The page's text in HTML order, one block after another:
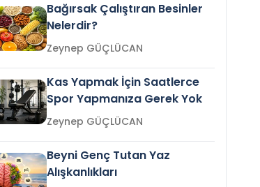
Bağırsak Çalıştıran Besinler
Nelerdir?
Zeynep GÜÇLÜCAN
Kas Yapmak İçin Saatlerce
Spor Yapmanıza Gerek Yok
Zeynep GÜÇLÜCAN
Beyni Genç Tutan Yaz
Alışkanlıkları